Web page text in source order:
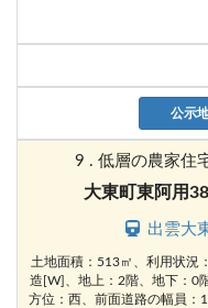
公示
9 . 低層の農家住
大東町東阿用
出雲大
土地面積：513㎡、利用状況
造[W]、地上：2階、地下：0
方位：西、前面道路の幅員：